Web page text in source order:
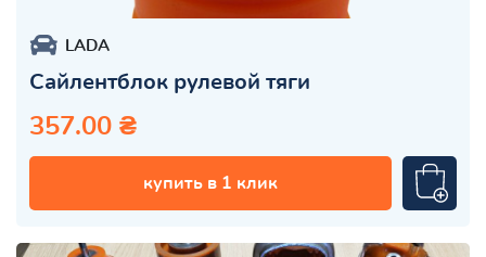
LADA
Сайлентблок рулевой тяги
357.00 ₴
купить в 1 клик